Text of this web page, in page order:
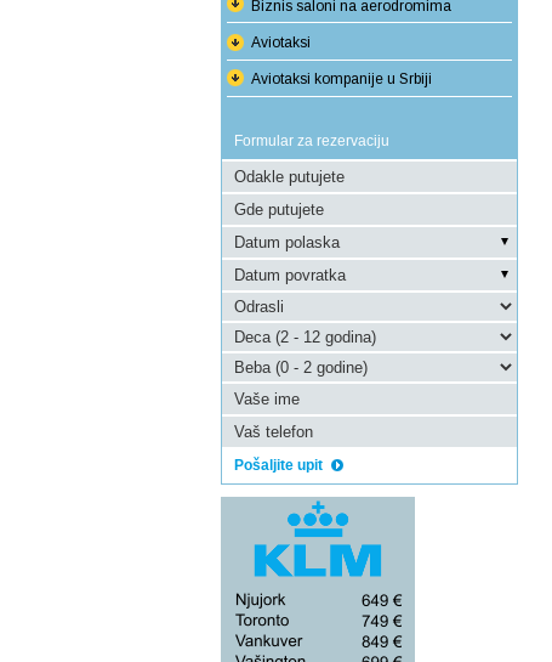
Biznis saloni na aerodromima
Aviotaksi
Aviotaksi kompanije u Srbiji
Formular za rezervaciju
Pošaljite upit